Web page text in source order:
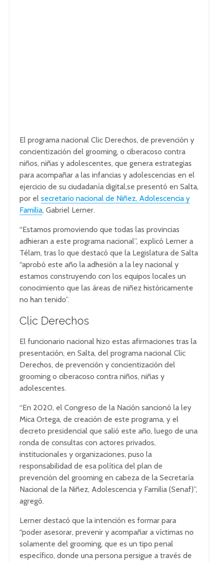
El programa nacional Clic Derechos, de prevención y
concientización del grooming, o ciberacoso contra
niños, niñas y adolescentes, que genera estrategias
para acompañar a las infancias y adolescencias en el
ejercicio de su ciudadanía digital,se presentó en Salta,
por el secretario nacional de Niñez, Adolescencia y
Familia, Gabriel Lerner.
“Estamos promoviendo que todas las provincias
adhieran a este programa nacional”, explicó Lerner a
Télam, tras lo que destacó que la Legislatura de Salta
“aprobó este año la adhesión a la ley nacional y
estamos construyendo con los equipos locales un
conocimiento que las áreas de niñez históricamente
no han tenido”.
Clic Derechos
El funcionario nacional hizo estas afirmaciones tras la
presentación, en Salta, del programa nacional Clic
Derechos, de prevención y concientización del
grooming o ciberacoso contra niños, niñas y
adolescentes.
“En 2020, el Congreso de la Nación sancionó la ley
Mica Ortega, de creación de este programa, y el
decreto presidencial que salió este año, luego de una
ronda de consultas con actores privados,
institucionales y organizaciones, puso la
responsabilidad de esa política del plan de
prevención del grooming en cabeza de la Secretaría
Nacional de la Niñez, Adolescencia y Familia (Senaf)”,
agregó.
Lerner destacó que la intención es formar para
“poder asesorar, prevenir y acompañar a víctimas no
solamente del grooming, que es un tipo penal
específico, donde una persona persigue a través de